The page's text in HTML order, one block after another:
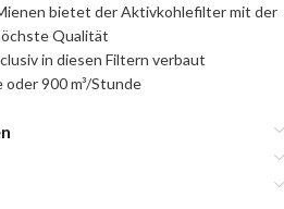
bietet der Aktivkohlefilter mit der
Qualität
in diesen Filtern verbaut
oder 900 m³/Stunde